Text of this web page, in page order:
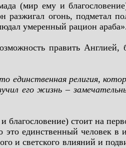
(мир ему и
разжигал огонь, подметал
умеренный рацион
править Англией,
единственная религия,
его жизнь –
стоит на
единственный человек в
и светского влияний и